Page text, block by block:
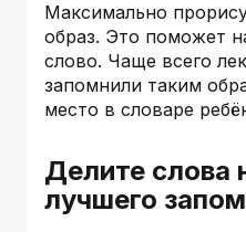
Максимально
образ. Это поможет
слово. Чаще всего
запомнили таким
место в словаре
Делите слова
лучшего